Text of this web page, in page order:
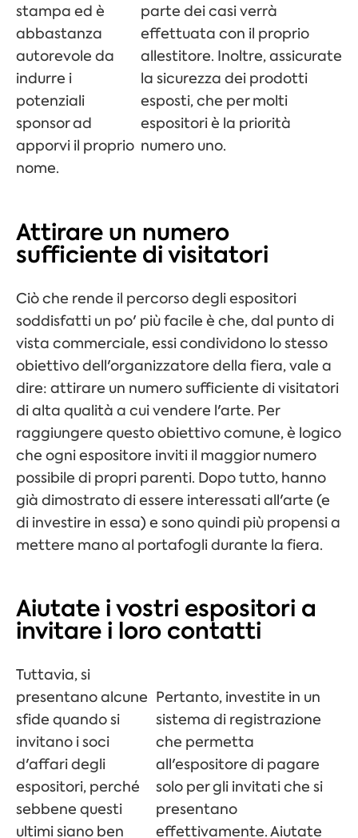
stampa ed è
abbastanza
autorevole da
indurre i
potenziali
sponsor ad
apporvi il proprio
nome.
parte dei casi verrà
effettuata con il proprio
allestitore. Inoltre, assicurate
la sicurezza dei prodotti
esposti, che per molti
espositori è la priorità
numero uno.
Attirare un numero
sufficiente di visitatori
Ciò che rende il percorso degli espositori
soddisfatti un po' più facile è che, dal punto di
vista commerciale, essi condividono lo stesso
obiettivo dell'organizzatore della fiera, vale a
dire: attirare un numero sufficiente di visitatori
di alta qualità a cui vendere l'arte. Per
raggiungere questo obiettivo comune, è logico
che ogni espositore inviti il maggior numero
possibile di propri parenti. Dopo tutto, hanno
già dimostrato di essere interessati all'arte (e
di investire in essa) e sono quindi più propensi a
mettere mano al portafogli durante la fiera.
Aiutate i vostri espositori a
invitare i loro contatti
Tuttavia, si
presentano alcune
sfide quando si
invitano i soci
d'affari degli
espositori, perché
sebbene questi
ultimi siano ben
Pertanto, investite in un
sistema di registrazione
che permetta
all'espositore di pagare
solo per gli invitati che si
presentano
effettivamente. Aiutate